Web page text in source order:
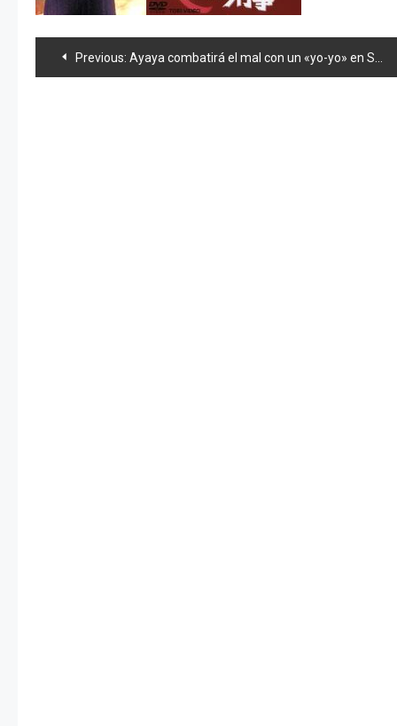
Navegación
Previous: Ayaya combatirá el mal con un «yo-yo» en Sukeban Deka 4